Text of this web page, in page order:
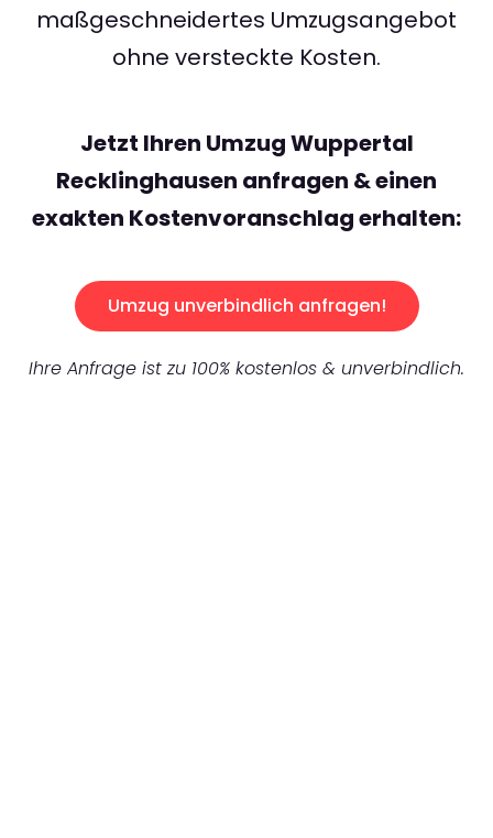
maßgeschneidertes Umzugsangebot
ohne versteckte Kosten.
Jetzt Ihren Umzug Wuppertal
Recklinghausen anfragen & einen
exakten Kostenvoranschlag erhalten:
Umzug unverbindlich anfragen!
Ihre Anfrage ist zu 100% kostenlos & unverbindlich.